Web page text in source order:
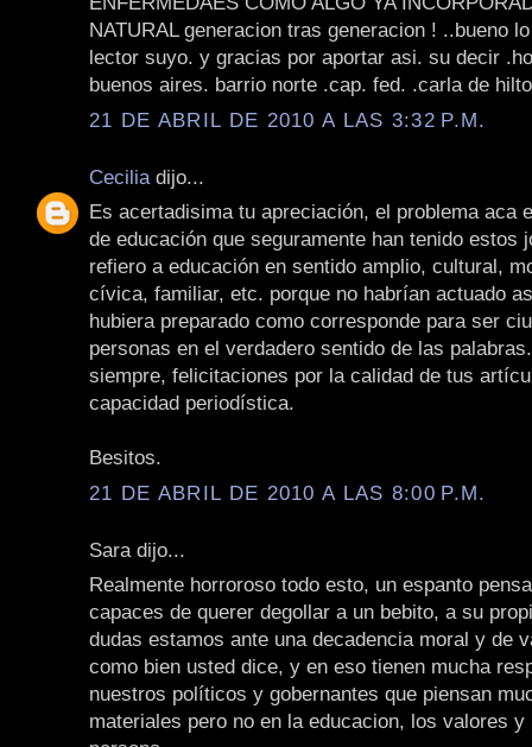
NATURAL generacion tras generacion ! ..bueno
lector suyo. y gracias por aportar asi. su decir
buenos aires. barrio norte .cap. fed. .carla de
21 DE ABRIL DE 2010 A LAS 3:32 P.M.
Cecilia dijo...
Es acertadisima tu apreciación, el problema aca
de educación que seguramente han tenido estos
refiero a educación en sentido amplio, cultural,
cívica, familiar, etc. porque no habrían actuado
hubiera preparado como corresponde para ser
personas en el verdadero sentido de las
siempre, felicitaciones por la calidad de tus
capacidad periodística.
Besitos.
21 DE ABRIL DE 2010 A LAS 8:00 P.M.
Sara dijo...
Realmente horroroso todo esto, un espanto
capaces de querer degollar a un bebito, a su
dudas estamos ante una decadencia moral y de
como bien usted dice, y en eso tienen mucha
nuestros políticos y gobernantes que piensan
materiales pero no en la educacion, los valores y